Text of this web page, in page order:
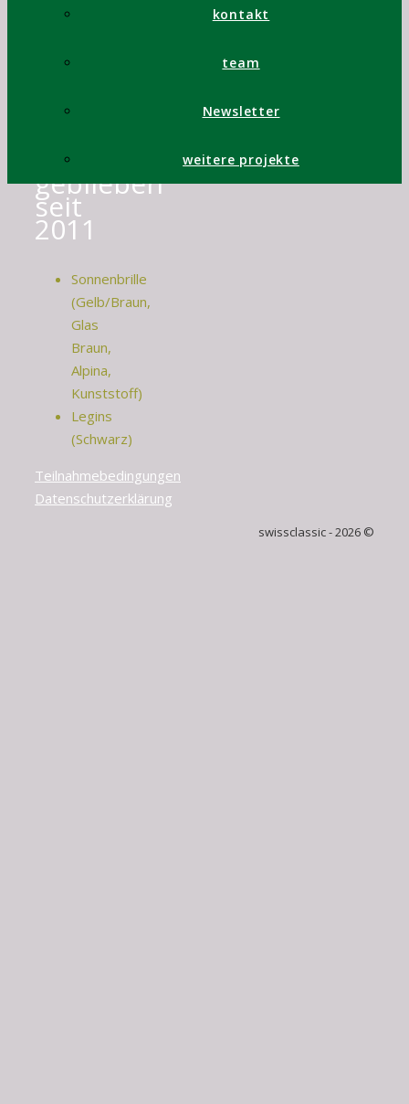
kontakt
team
Newsletter
weitere projekte
Liegen
geblieben
seit
2011
Sonnenbrille
(Gelb/Braun,
Glas
Braun,
Alpina,
Kunststoff)
Legins
(Schwarz)
Teilnahmebedingungen
Datenschutzerklärung
swissclassic - 2026 ©